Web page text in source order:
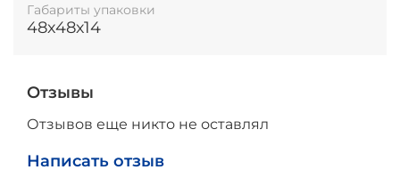
Габариты упаковки
48х48х14
Отзывы
Отзывов еще никто не оставлял
Написать отзыв